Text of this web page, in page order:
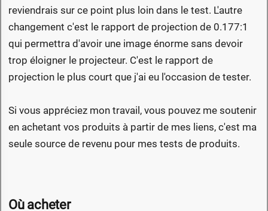
reviendrais sur ce point plus loin dans le test. L'autre
changement c'est le rapport de projection de 0.177:1
qui permettra d'avoir une image énorme sans devoir
trop éloigner le projecteur. C'est le rapport de
projection le plus court que j'ai eu l'occasion de tester.
Si vous appréciez mon travail, vous pouvez me soutenir
en achetant vos produits à partir de mes liens, c'est ma
seule source de revenu pour mes tests de produits.
Où acheter